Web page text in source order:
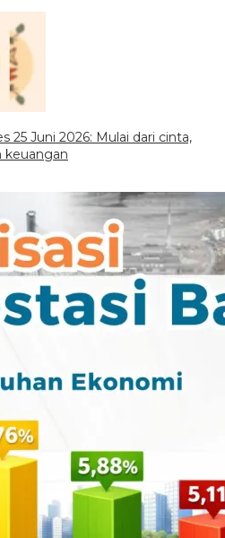
25 Juni 2026: Mulai dari cinta,
keuangan